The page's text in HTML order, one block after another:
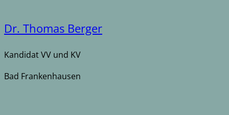
Dr. Thomas Berger
Kandidat VV und KV
Bad Frankenhausen